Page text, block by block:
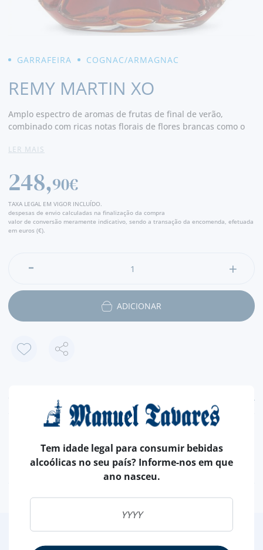
GARRAFEIRA COGNAC/ARMAGNAC
REMY MARTIN XO
Amplo espectro de aromas de frutas de final de verão,
combinado com ricas notas florais de flores brancas como o
Champagne, com sabores maduros de ameixas suculentas e
é aveludado, rico e persistente.
LER MAIS
248,90€
TAXA LEGAL EM VIGOR INCLUÍDO.
despesas de envio calculadas na finalização da compra
valor de conversão meramente indicativo, sendo a transação da encomenda, efetuada
em euros (€).
ADICIONAR
CARACTERÍSTICAS
RÉMY MARTIN
CAPACIDADE
70 CL
TEOR ALCOÓLICO 40 %
Tem idade legal para consumir bebidas
alcoólicas no seu país? Informe-nos em que
ano nasceu.